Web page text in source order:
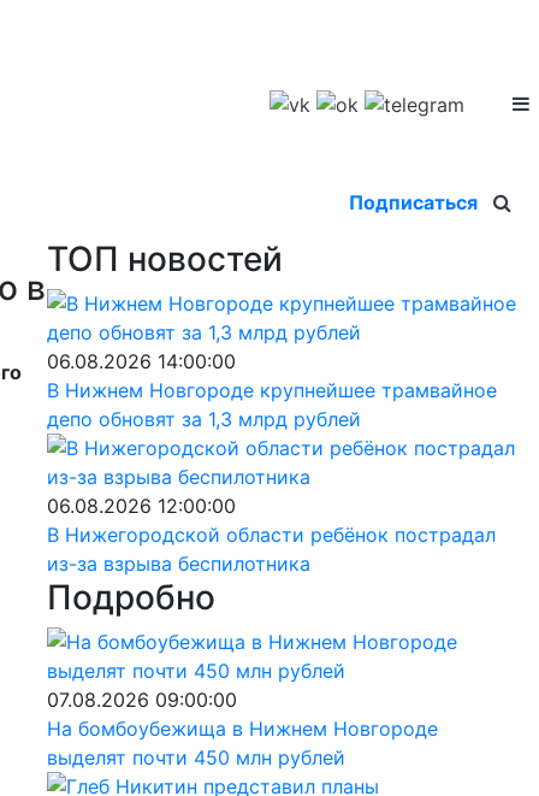
Подписаться
в
ТОП новостей
06.08.2026 14:00:00
В Нижнем Новгороде крупнейшее трамвайное
депо обновят за 1,3 млрд рублей
06.08.2026 12:00:00
В Нижегородской области ребёнок пострадал
из-за взрыва беспилотника
Подробно
07.08.2026 09:00:00
На бомбоубежища в Нижнем Новгороде
выделят почти 450 млн рублей